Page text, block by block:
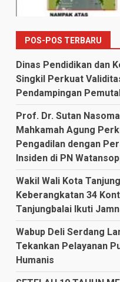
POS-POS TERBARU
Dinas Pendidikan dan
Singkil Perkuat
Pendampingan
Prof. Dr. Sutan
Mahkamah Agung
Pengadilan dengan
Insiden di PN
Wakil Wali Kota
Keberangkatan 34
Tanjungbalai Ikuti
Wabup Deli Serdang
Tekankan Pelayanan
Humanis